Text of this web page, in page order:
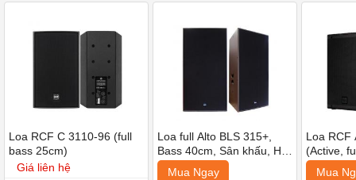
Loa RCF C 3110-96 (full
bass 25cm)
Giá liên hệ
Loa full Alto BLS 315+,
Bass 40cm, Sân khấu, Hội
trường (giá:2 chiếc)
Mua Ngay
Loa RCF
(Active,
Mua